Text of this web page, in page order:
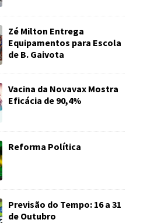
Zé Milton Entrega
Equipamentos para Escola
de B. Gaivota
Vacina da Novavax Mostra
Eficácia de 90,4%
Reforma Política
Previsão do Tempo: 16 a 31
de Outubro